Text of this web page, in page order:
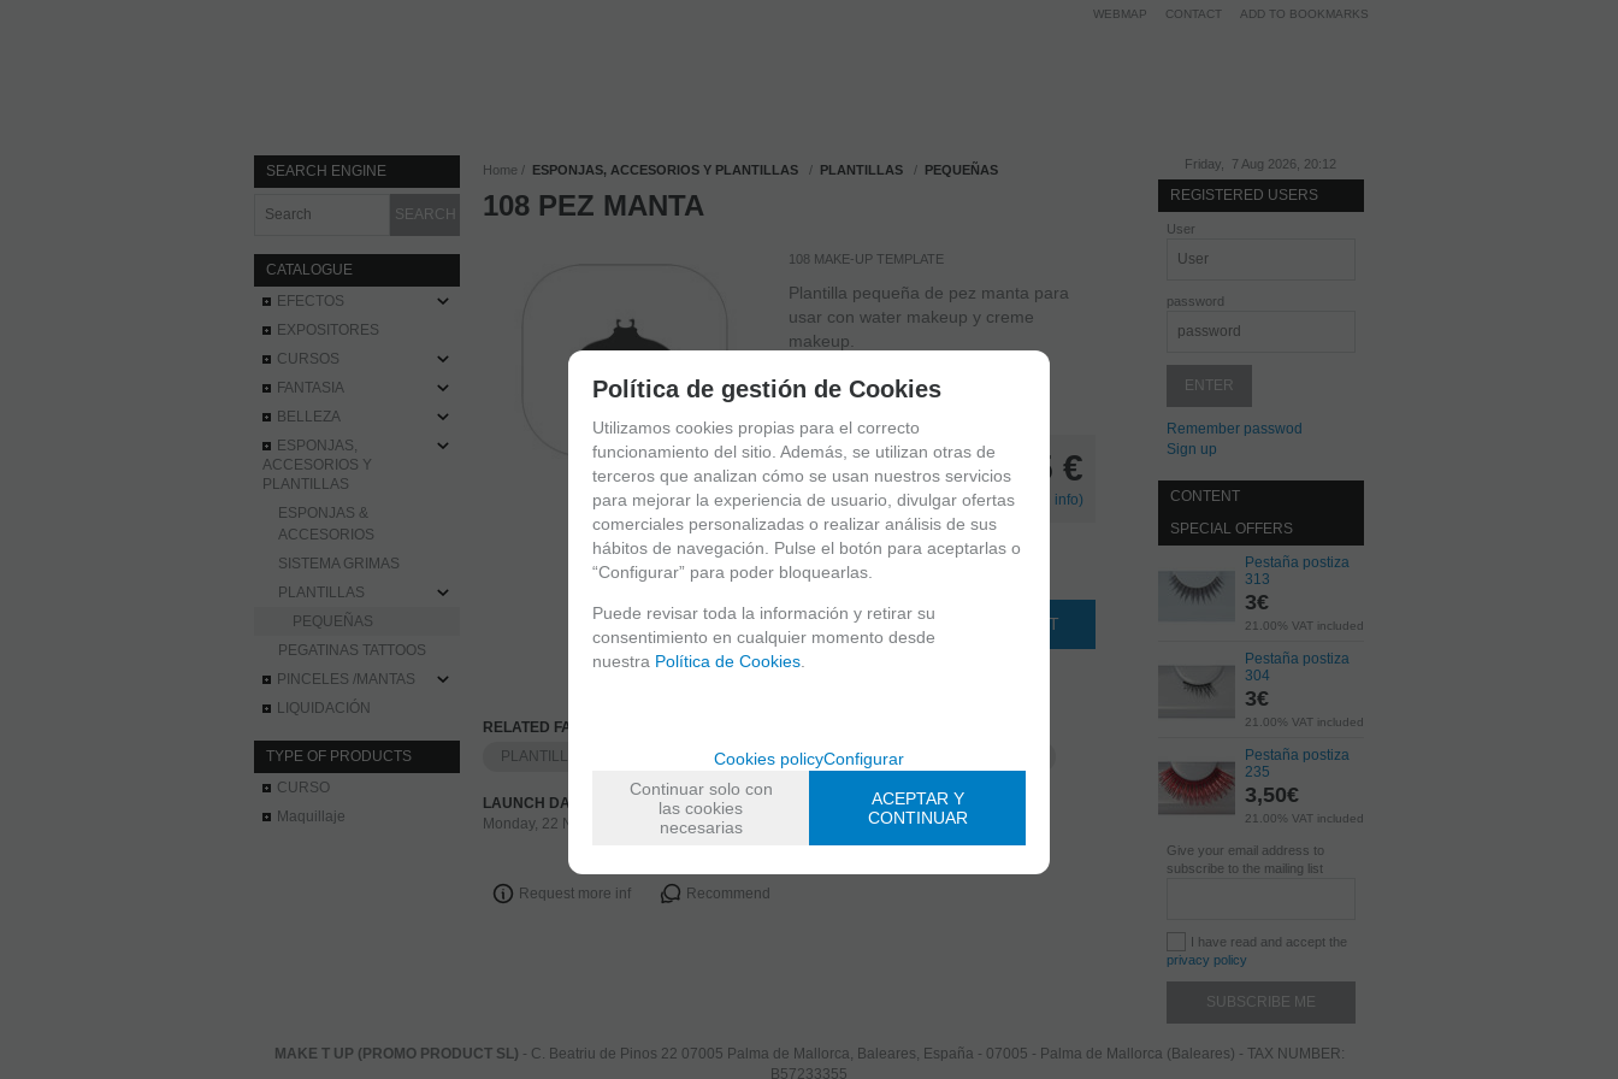
WEBMAP CONTACT ADD TO BOOKMARKS
SEARCH ENGINE
CATALOGUE
EFECTOS
EXPOSITORES
CURSOS
FANTASIA
BELLEZA
ESPONJAS,
ACCESORIOS Y
PLANTILLAS
ESPONJAS &
ACCESORIOS
SISTEMA GRIMAS
PLANTILLAS
PEQUEÑAS
PEGATINAS TATTOOS
PINCELES /MANTAS
LIQUIDACIÓN
TYPE OF PRODUCTS
CURSO
Maquillaje
Home ESPONJAS, ACCESORIOS Y PLANTILLAS PLANTILLAS PEQUEÑAS
108 PEZ MANTA
108 MAKE-UP TEMPLATE
Plantilla pequeña de pez manta para
usar con water makeup y creme
makeup.
1,25 €
21.00%VAT included (+Shipping info)
-
unidades
+
ADD TO SHOPPINGCART
RELATED FAMILIES
PLANTILLAS
ESPONJAS, ACCESORIOS Y PLANTILLAS
LAUNCH DATE
Monday, 22 November 2021
Request more inf Recommend
Friday, 7 Aug 2026, 20:12
REGISTERED USERS
User
password
Remember passwod
Sign up
CONTENT
SPECIAL OFFERS
Pestaña postiza
313
3€
21.00% VAT included
Pestaña postiza
304
3€
21.00% VAT included
Pestaña postiza
235
3,50€
21.00% VAT included
Give your email address to
subscribe to the mailing list
I have read and accept the
privacy policy
MAKE T UP (PROMO PRODUCT SL) - C. Beatriu de Pinos 22 07005 Palma de Mallorca, Baleares, España - 07005 - Palma de Mallorca (Baleares) - TAX NUMBER:
B57233355
Política de gestión de Cookies
Utilizamos cookies propias para el correcto
funcionamiento del sitio. Además, se utilizan otras de
terceros que analizan cómo se usan nuestros servicios
para mejorar la experiencia de usuario, divulgar ofertas
comerciales personalizadas o realizar análisis de sus
hábitos de navegación. Pulse el botón para aceptarlas o
“Configurar” para poder bloquearlas.
Puede revisar toda la información y retirar su
consentimiento en cualquier momento desde
nuestra Política de Cookies
Cookies policyConfigurar
Continuar solo con
las cookies
necesarias
ACEPTAR Y
CONTINUAR